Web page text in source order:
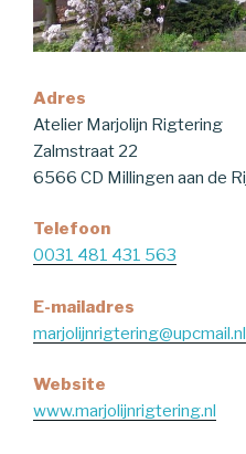
Adres
Atelier Marjolijn Rigtering
Zalmstraat 22
6566 CD Millingen aan de
Telefoon
0031 481 431 563
E-mailadres
marjolijnrigtering@upcmail.nl
Website
www.marjolijnrigtering.nl